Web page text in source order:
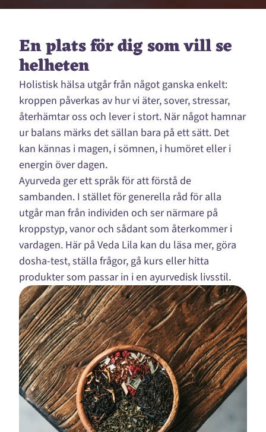
En plats för dig som vill se
helheten
Holistisk hälsa utgår från något ganska enkelt:
kroppen påverkas av hur vi äter, sover, stressar,
återhämtar oss och lever i stort. När något hamnar
ur balans märks det sällan bara på ett sätt. Det
kan kännas i magen, i sömnen, i humöret eller i
energin över dagen.
Ayurveda ger ett språk för att förstå de
sambanden. I stället för generella råd för alla
utgår man från individen och ser närmare på
kroppstyp, vanor och sådant som återkommer i
vardagen. Här på Veda Lila kan du läsa mer, göra
dosha-test, ställa frågor, gå kurs eller hitta
produkter som passar in i en ayurvedisk livsstil.